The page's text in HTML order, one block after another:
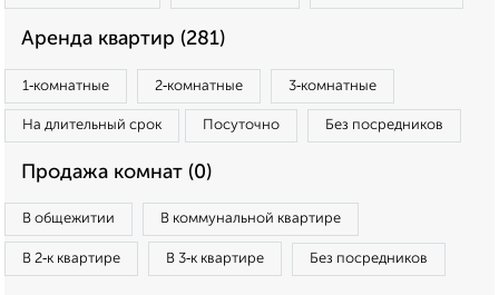
Аренда квартир (281)
1‑комнатные 2‑комнатные 3‑комнатные
На длительный срок Посуточно Без посредников
Продажа комнат (0)
В общежитии В коммунальной квартире
В 2‑к квартире В 3‑к квартире Без посредников